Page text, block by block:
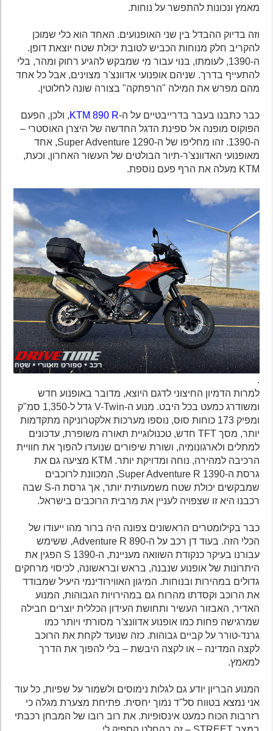
מאמץ ונכונות להתפשר על נוחות.
וזה בדיוק ההבדל בין שני האופנועים. האחד הוא כלי שמוכן
להקריב חלק מנוחות הכביש לטובת יכולת שטח יוצאת דופן.
ה-1390, לעומתו, בנוי עבור מי שמבקש להגיע רחוק ומהר, בלי
להתעייף בדרך. שניהם אופנועי אדוונצ'ר מצוינים, אבל כל אחד
מהם מפרש את המילה "הרפתקה" בצורה שונה לחלוטין.
כבר כתבנו בעבר בדרייבטיים על ה- KTM 890 R, ולכן, הפעם
הפוקוס מופנה אל ספינת הדגל החדשה של היצרן האוסטרי –
ה-1390. זהו מחליפו של ה-1290 Super Adventure, אחד
מאופנועי האדוונצ'ר-תיור הבולטים של העשור האחרון, וכעת,
KTM מעלה את הרף פעם נוספת.
למרות הדמיון החיצוני לדגם היוצא, מדובר באופנוע חדש
ומשודרג כמעט בכל היבט. מנוע ה-V-Twin גדל ל-1,350 סמ"ק
ומפיק 173 כוחות סוס, נוספו מערכות אלקטרוניקה מתקדמות
יותר, מסך TFT חדש, טכנולוגיית תאורה משופרת, עדכונים
למתלים ולארגונומיה, ושורת שיפורים שנועדו להפוך את חוויית
הרכיבה למהירה, נוחה ומדויקת יותר. KTM מציעה גם את
גרסת ה-1390 Super Adventure R, המכוונת לרוכבים
שמבקשים יכולת שטח משמעותית יותר, אך גרסת ה-S שבה
רכבנו היא זו שצפויה לעניין את מרבית הרוכבים בישראל.
כבר בקילומטרים הראשונים צפונה היה ברור מהו ייעודו של
הכלי הזה. בעוד דן רכב על ה-890 Adventure R, ששימש
עבורנו בעיקר כנקודת השוואה מעניינת, ה-1390 S הפגין את
היתרונות של אופנוע שנבנה, בראש ובראשונה, לכיסוי מרחקים
גדולים במהירות ובנוחות. המיגון האווירודינמי היעיל שמבודד
את הרוכב וקסדתו מהרוח גם במהירויות הגבוהות, המנוע
האדיר, האבזור העשיר ותחושת העידון הכללית יוצרים חבילה
שמרגישה פחות כמו אופנוע אדוונצ'ר מסורתי ויותר כמו
גרנד-טורר על קביים גבוהות. כזה שנועד לקחת את הרוכב
לקצה המדינה – או לקצה היבשת – בלי להפוך את הדרך
למאמץ.
המנוע הבריון יודע גם לגלות נימוסים ולשמור על שפיות, כל עוד
אני נמצא בטווח סל"ד נמוך יחסית. פתיחת מצערת מגלה כי
רזרבות הכוח כמעט אינסופיות. את רוב רובו של המבחן רכבתי